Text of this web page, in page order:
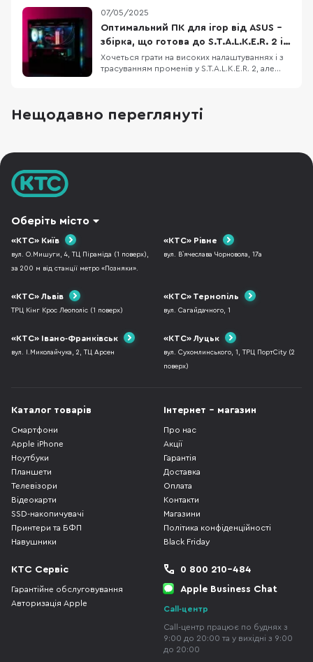
забезпечать просте і безпроблемне
збільшення місткості для вашої ігрової
бібліотеки. Проте не варто брати
найдешевший SSD в надії, що для P
07/05/2025
Оптимальний ПК для ігор від ASUS –
збірка, що готова до S.T.A.L.K.E.R. 2 і
не тільки
Хочеться грати на високих налаштуваннях і з
трасуванням променів у S.T.A.L.K.E.R. 2, але
комфортом, але й стрімити ігри на популярні
платформи. Корпус ASUS A23 Plus, блок
Нещодавно переглянуті
Оберіть місто
«КТС» Київ
вул. О.Мишуги, 4, ТЦ Піраміда (1 поверх),
за 200 м від станції метро «Позняки».
«КТС» Рівне
вул. В`ячеслава Чорновола, 17а
«КТС» Львів
ТРЦ Кінг Крос Леополіс (1 поверх)
«КТС» Тернопіль
вул. Сагайдачного, 1
«КТС» Івано-Франківськ
вул. І.Миколайчука, 2, ТЦ Арсен
«КТС» Луцьк
вул. Сухомлинського, 1, ТРЦ ПортCity (2
поверх)
Каталог товарів
Смартфони
Apple iPhone
Ноутбуки
Планшети
Телевізори
Відеокарти
SSD-накопичувачі
Принтери та БФП
Навушники
Інтернет - магазин
Про нас
Акції
Гарантія
Доставка
Оплата
Контакти
Магазини
Політика конфіденційності
Black Friday
КТС Сервіс
Гарантійне обслуговування
Авторизація Apple
0 800 210-484
Apple Business Chat
Call-центр
Call-центр працює по буднях з
9:00 до 20:00 та у вихідні з 9:00
до 20:00